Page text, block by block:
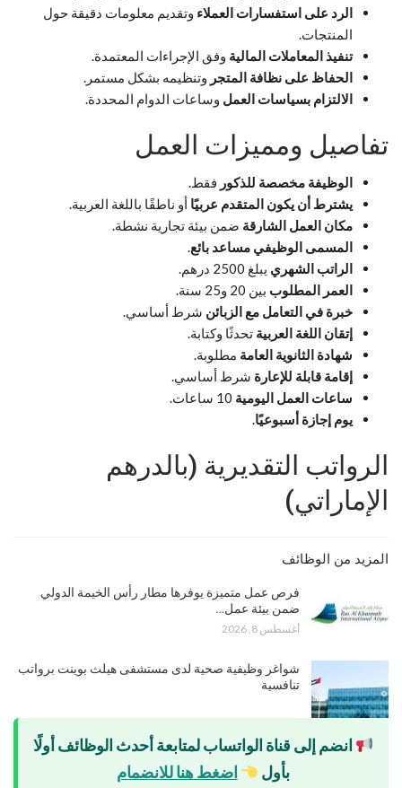
الرد على استفسارات العملاء وتقديم معلومات دقيقة حول
المنتجات.
تنفيذ المعاملات المالية وفق الإجراءات المعتمدة.
الحفاظ على نظافة المتجر وتنظيمه بشكل مستمر.
الالتزام بسياسات العمل وساعات الدوام المحددة.
تفاصيل ومميزات العمل
الوظيفة مخصصة للذكور فقط.
يشترط أن يكون المتقدم عربيًا أو ناطقًا باللغة العربية.
مكان العمل الشارقة ضمن بيئة تجارية نشطة.
المسمى الوظيفي مساعد بائع.
الراتب الشهري يبلغ 2500 درهم.
العمر المطلوب بين 20 و25 سنة.
خبرة في التعامل مع الزبائن شرط أساسي.
إتقان اللغة العربية تحدثًا وكتابة.
شهادة الثانوية العامة مطلوبة.
إقامة قابلة للإعارة شرط أساسي.
ساعات العمل اليومية
يوم إجازة أسبوعيًا.
الرواتب التقديرية (بالدرهم
الإماراتي)
المزيد من الوظائف
فرص عمل متميزة يوفرها مطار رأس الخيمة الدولي
ضمن بيئة عمل…
أغسطس 8, 2026
شواغر وظيفية صحية لدى مستشفى هيلث بوينت برواتب
تنافسية
انضم إلى قناة الواتساب لمتابعة أحدث الوظائف أولًا
بأول
اضغط هنا للانضمام